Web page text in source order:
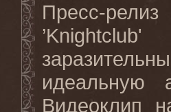
Пресс-
’Knightclub'
идеальную
Видеоклип